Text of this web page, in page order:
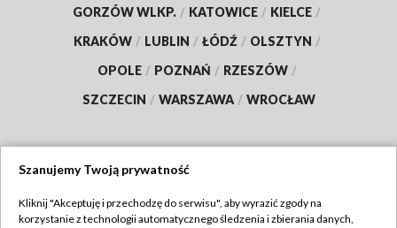
GORZÓW WLKP. / KATOWICE / KIELCE /
KRAKÓW / LUBLIN / ŁÓDŹ / OLSZTYN /
OPOLE / POZNAŃ / RZESZÓW /
SZCZECIN / WARSZAWA / WROCŁAW
TVP
Szanujemy Twoją prywatność
Kliknij "Akceptuję i przechodzę do serwisu", aby wyrazić zgody na
korzystanie z technologii automatycznego śledzenia i zbierania danych,